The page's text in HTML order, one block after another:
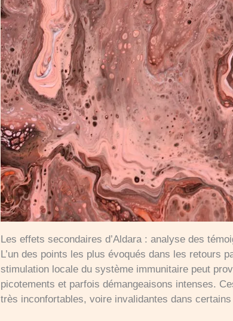
Les effets secondaires d’Aldara : analyse des
L’un des points les plus évoqués dans les retours
stimulation locale du système immunitaire peut
picotements et parfois démangeaisons intenses.
très inconfortables, voire invalidantes dans certains